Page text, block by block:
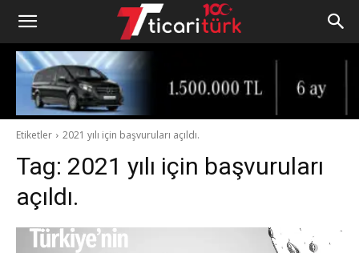
Etiketler 2021 yılı için başvuruları açıldı.
Tag: 2021 yılı için başvuruları
açıldı.